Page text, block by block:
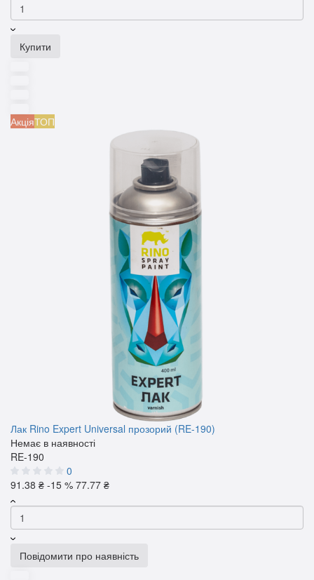
Купити
АкціяТОП
Лак Rino Expert Universal прозорий (RE-190)
Немає в наявності
RE-190
0
91.38 ₴ -15 % 77.77 ₴
Повідомити про наявність